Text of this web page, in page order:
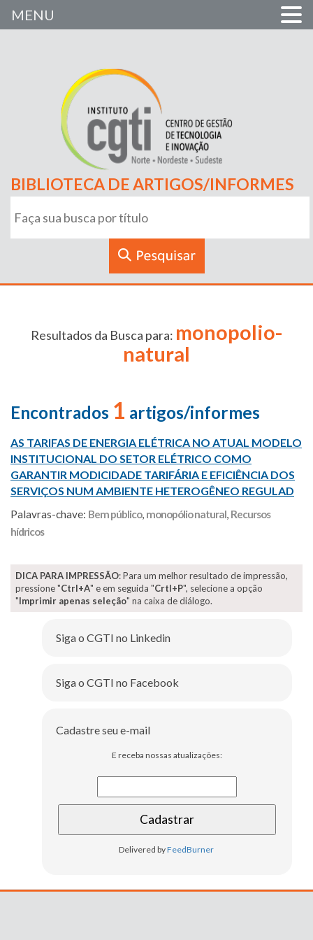
BIBLIOTECA DE ARTIGOS/INFORMES
Resultados da Busca para: monopolio-
natural
Encontrados 1 artigos/informes
AS TARIFAS DE ENERGIA ELÉTRICA NO ATUAL MODELO
INSTITUCIONAL DO SETOR ELÉTRICO COMO
GARANTIR MODICIDADE TARIFÁRIA E EFICIÊNCIA DOS
SERVIÇOS NUM AMBIENTE HETEROGÊNEO REGULAD
Palavras-chave: Bem público, monopólio natural, Recursos
hídricos
DICA PARA IMPRESSÃO: Para um melhor resultado de impressão,
pressione "Ctrl+A" e em seguida "Crtl+P", selecione a opção
"Imprimir apenas seleção" na caixa de diálogo.
Siga o CGTI no Linkedin
Siga o CGTI no Facebook
Cadastre seu e-mail
E receba nossas atualizações:
Delivered byFeedBurner
MENU